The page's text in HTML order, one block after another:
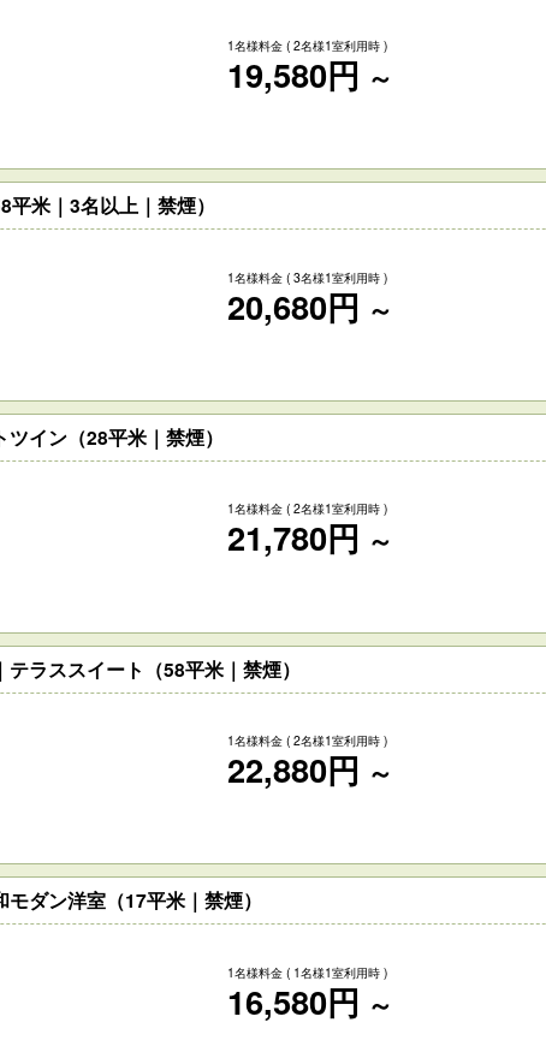
1名様料金 ( 2名様1室利用時 )
19,580円 ～
米｜3名以上｜禁煙）
1名様料金 ( 3名様1室利用時 )
20,680円 ～
イン（28平米｜禁煙）
1名様料金 ( 2名様1室利用時 )
21,780円 ～
ラススイート（58平米｜禁煙）
1名様料金 ( 2名様1室利用時 )
22,880円 ～
モダン洋室（17平米｜禁煙）
1名様料金 ( 1名様1室利用時 )
16,580円 ～